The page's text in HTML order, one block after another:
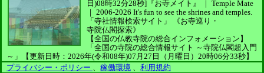
日)08時32分28秒] 『お寺メイト』 ｜ Temple Mate
｜ 2006-2026 It's fun to see the shrines and temples.
「寺社情報検索サイト」
《お寺巡り・
寺院仏閣探索》
【全国の仏教寺院の総合インフォメーション】
「全国の寺院の総合情報サイト ～寺院仏閣超入門
～」
【更新日時：2026年(令和08年)07月27日（月曜日）20時06分33秒】
プライバシー・ポリシー 、 稼働環境 、 利用規約